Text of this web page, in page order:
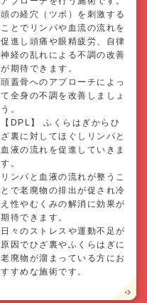
頭の経穴（ツボ）を刺激する
ことでリンパや血流の流れを
促進し頭痛や眼精疲労、自律
神経の乱れによる不調の改善
が期待できます。
頭蓋骨へのアプローチによっ
て全身の不調を改善しましょ
う。
【DPL】 ふくらはぎからひ
ざ裏に対してほぐしリンパと
血液の流れを促進していきま
す。
リンパと血液の流れが整うこ
とで老廃物の排出が促され冷
え性やむくみの解消に効果が
期待できます。
日々のストレスや運動不足が
原因でひざ裏やふくらはぎに
老廃物が溜まっている方にお
すすめな施術です。